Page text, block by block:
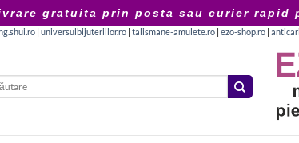
gratuita prin posta sau curier rapid
|universulbijuteriilor.ro |talismane-amulete.ro |ezo-shop.ro |